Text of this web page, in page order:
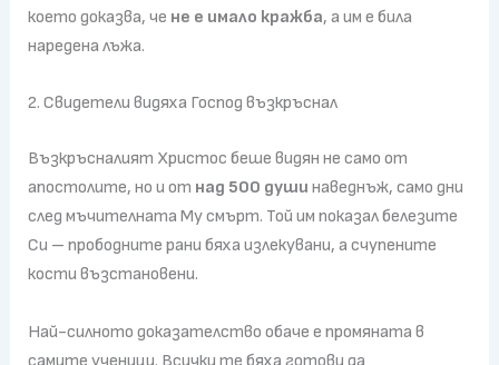
което доказва, че не е имало кражба, а им е била
наредена лъжа.
2. Свидетели видяха Господ възкръснал
Възкръсналият Христос беше видян не само от
апостолите, но и от над 500 души наведнъж, само дни
след мъчителната Му смърт. Той им показал белезите
Си – прободните рани бяха излекувани, а счупените
кости възстановени.
Най-силното доказателство обаче е промяната в